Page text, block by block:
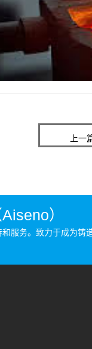
上一
）
服务。致力于成为铸